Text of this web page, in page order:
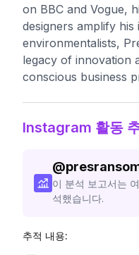
on BBC and Vogue,
designers amplify
environmentalists,
legacy of innovation
conscious business
Instagram 활동
@
이 분석 보고서는
석했습니다.
추적 내용: